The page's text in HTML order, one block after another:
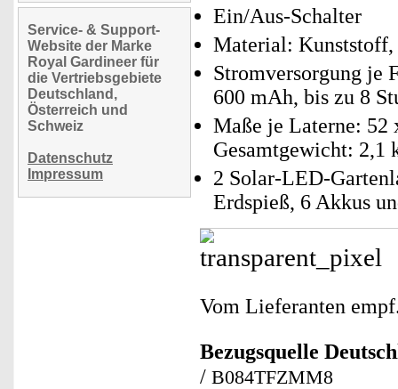
Service- & Support-
Website der Marke
Royal Gardineer für
die Vertriebsgebiete
Deutschland,
Österreich und
Schweiz
Datenschutz
Impressum
Ein/Aus-Schalter
Material:
Stromversorgung je
600 mAh, bis zu 8
Maße je Laterne: 52
Gesamtgewicht: 2,1
2 Solar-LED-
Erdspieß, 6 Akkus
Vom Lieferanten
Bezugsquelle
/ B084TFZMM8